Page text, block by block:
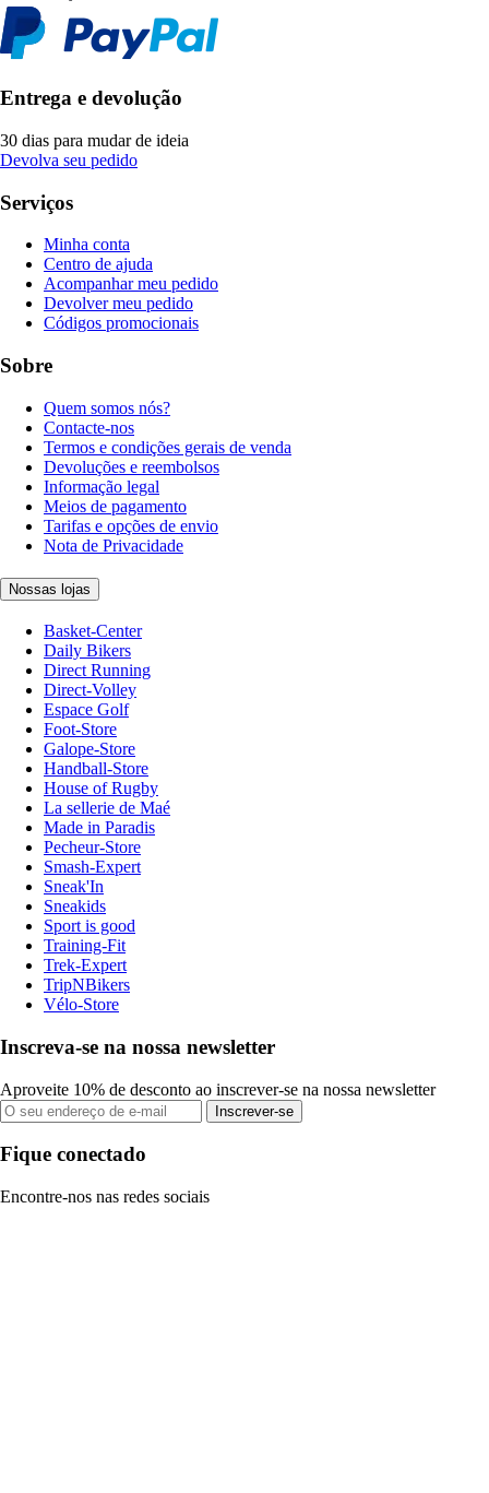
Entrega e devolução
30 dias para mudar de ideia
Devolva seu pedido
Serviços
Minha conta
Centro de ajuda
Acompanhar meu pedido
Devolver meu pedido
Códigos promocionais
Sobre
Quem somos nós?
Contacte-nos
Termos e condições gerais de venda
Devoluções e reembolsos
Informação legal
Meios de pagamento
Tarifas e opções de envio
Nota de Privacidade
Nossas lojas
Basket-Center
Daily Bikers
Direct Running
Direct-Volley
Espace Golf
Foot-Store
Galope-Store
Handball-Store
House of Rugby
La sellerie de Maé
Made in Paradis
Pecheur-Store
Smash-Expert
Sneak'In
Sneakids
Sport is good
Training-Fit
Trek-Expert
TripNBikers
Vélo-Store
Inscreva-se na nossa newsletter
Aproveite 10% de desconto ao inscrever-se na nossa newsletter
Inscrever-se
Fique conectado
Encontre-nos nas redes sociais